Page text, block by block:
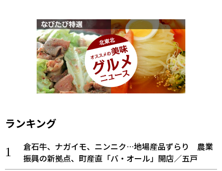
ランキング
倉石牛、ナガイモ、ニンニク…地場産品ずらり 農業
振興の新拠点、町産直「バ・オール」開店／五戸